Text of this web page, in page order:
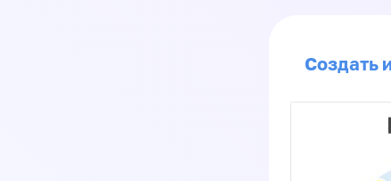
Создать